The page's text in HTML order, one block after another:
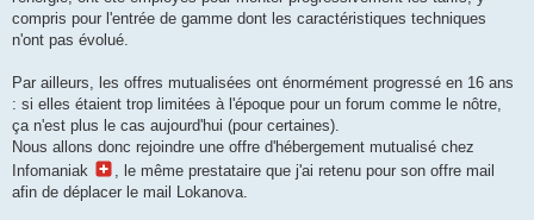
compris pour l'entrée de gamme dont les caractéristiques techniques
n'ont pas évolué.
Par ailleurs, les offres mutualisées ont énormément progressé en 16 ans
: si elles étaient trop limitées à l'époque pour un forum comme le nôtre,
ça n'est plus le cas aujourd'hui (pour certaines).
Nous allons donc rejoindre une offre d'hébergement mutualisé chez
Infomaniak
, le même prestataire que j'ai retenu pour son offre mail
afin de déplacer le mail Lokanova.